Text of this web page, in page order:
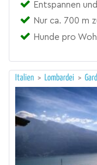
Entspannen
Nur ca. 700 m
Hunde pro
Italien > Lombardei >